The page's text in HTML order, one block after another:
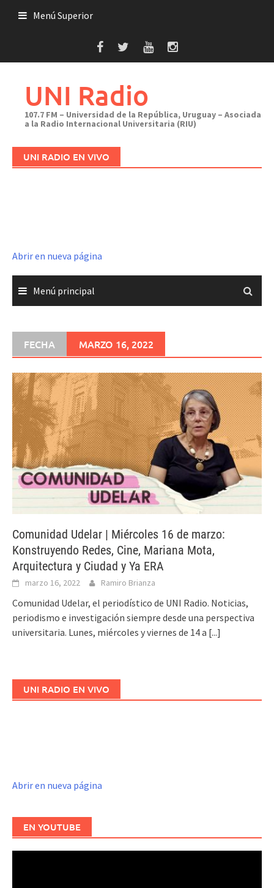
Menú Superior
UNI Radio
107.7 FM – Universidad de la República, Uruguay – Asociada
a la Radio Internacional Universitaria (RIU)
UNI RADIO EN VIVO
Abrir en nueva página
Menú principal
FECHA MARZO 16, 2022
Comunidad Udelar | Miércoles 16 de marzo:
Konstruyendo Redes, Cine, Mariana Mota,
Arquitectura y Ciudad y Ya ERA
marzo 16, 2022 Ramiro Brianza
Comunidad Udelar, el periodístico de UNI Radio. Noticias,
periodismo e investigación siempre desde una perspectiva
universitaria. Lunes, miércoles y viernes de 14 a [...]
UNI RADIO EN VIVO
Abrir en nueva página
EN YOUTUBE